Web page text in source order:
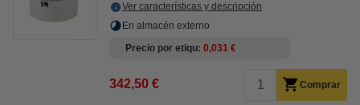
Ver características y descripción
En almacén externo
Precio por etiqu 0,031 €
342,50 € Comprar